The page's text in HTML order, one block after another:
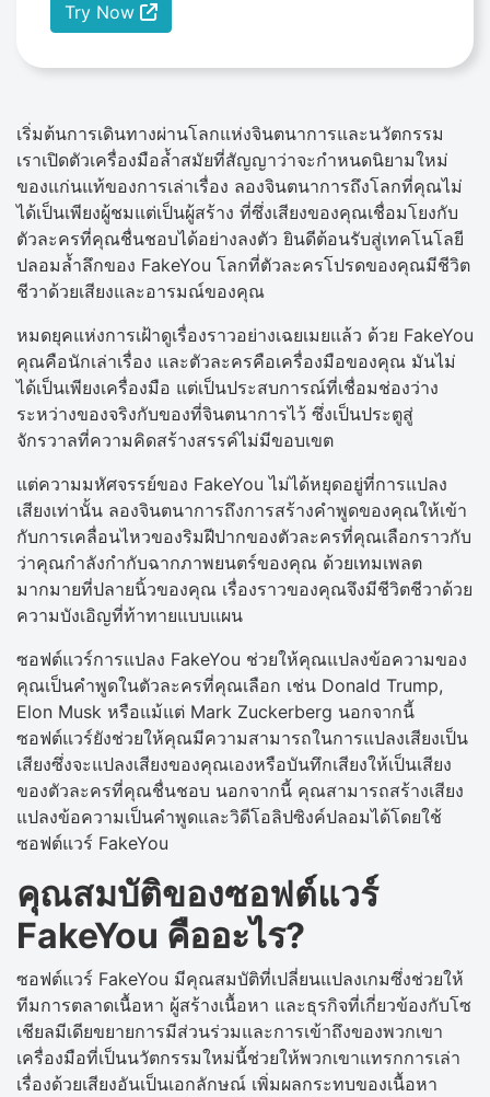
Try Now
เริ่มต้นการเดินทางผ่านโลกแห่งจินตนาการและนวัตกรรม
เราเปิดตัวเครื่องมือล้ำสมัยที่สัญญาว่าจะกำหนดนิยามใหม่
ของแก่นแท้ของการเล่าเรื่อง ลองจินตนาการถึงโลกที่คุณไม่
ได้เป็นเพียงผู้ชมแต่เป็นผู้สร้าง ที่ซึ่งเสียงของคุณเชื่อมโยงกับ
ตัวละครที่คุณชื่นชอบได้อย่างลงตัว ยินดีต้อนรับสู่เทคโนโลยี
ปลอมล้ำลึกของ FakeYou โลกที่ตัวละครโปรดของคุณมีชีวิต
ชีวาด้วยเสียงและอารมณ์ของคุณ
หมดยุคแห่งการเฝ้าดูเรื่องราวอย่างเฉยเมยแล้ว ด้วย FakeYou
คุณคือนักเล่าเรื่อง และตัวละครคือเครื่องมือของคุณ มันไม่
ได้เป็นเพียงเครื่องมือ แต่เป็นประสบการณ์ที่เชื่อมช่องว่าง
ระหว่างของจริงกับของที่จินตนาการไว้ ซึ่งเป็นประตูสู่
จักรวาลที่ความคิดสร้างสรรค์ไม่มีขอบเขต
แต่ความมหัศจรรย์ของ FakeYou ไม่ได้หยุดอยู่ที่การแปลง
เสียงเท่านั้น ลองจินตนาการถึงการสร้างคำพูดของคุณให้เข้า
กับการเคลื่อนไหวของริมฝีปากของตัวละครที่คุณเลือกราวกับ
ว่าคุณกำลังกำกับฉากภาพยนตร์ของคุณ ด้วยเทมเพลต
มากมายที่ปลายนิ้วของคุณ เรื่องราวของคุณจึงมีชีวิตชีวาด้วย
ความบังเอิญที่ท้าทายแบบแผน
ซอฟต์แวร์การแปลง FakeYou ช่วยให้คุณแปลงข้อความของ
คุณเป็นคำพูดในตัวละครที่คุณเลือก เช่น Donald Trump,
Elon Musk หรือแม้แต่ Mark Zuckerberg นอกจากนี้
ซอฟต์แวร์ยังช่วยให้คุณมีความสามารถในการแปลงเสียงเป็น
เสียงซึ่งจะแปลงเสียงของคุณเองหรือบันทึกเสียงให้เป็นเสียง
ของตัวละครที่คุณชื่นชอบ นอกจากนี้ คุณสามารถสร้างเสียง
แปลงข้อความเป็นคำพูดและวิดีโอลิปซิงค์ปลอมได้โดยใช้
ซอฟต์แวร์ FakeYou
คุณสมบัติของซอฟต์แวร์
FakeYou คืออะไร?
ซอฟต์แวร์ FakeYou มีคุณสมบัติที่เปลี่ยนแปลงเกมซึ่งช่วยให้
ทีมการตลาดเนื้อหา ผู้สร้างเนื้อหา และธุรกิจที่เกี่ยวข้องกับโซ
เชียลมีเดียขยายการมีส่วนร่วมและการเข้าถึงของพวกเขา
เครื่องมือที่เป็นนวัตกรรมใหม่นี้ช่วยให้พวกเขาแทรกการเล่า
เรื่องด้วยเสียงอันเป็นเอกลักษณ์ เพิ่มผลกระทบของเนื้อหา